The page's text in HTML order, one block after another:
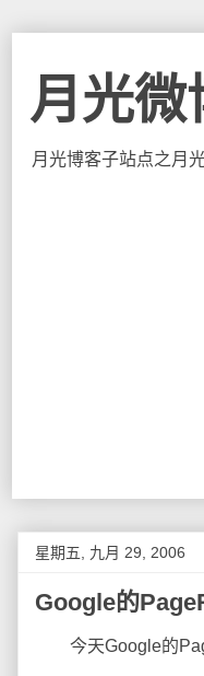
月光微
月光博客子站点之月
星期五, 九月 29, 2006
Google的
今天Google的